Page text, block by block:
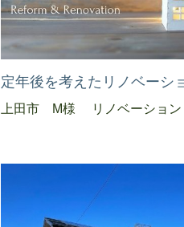
定年後を考えたリノベーシ
上田市 M様 リノベーション